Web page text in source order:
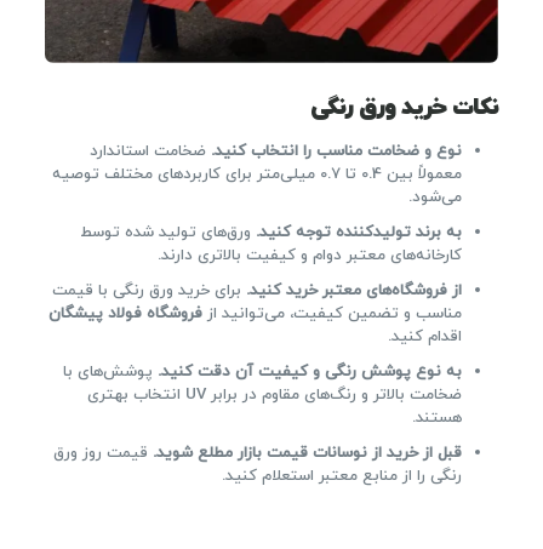
نکات خرید ورق رنگی
نوع و ضخامت مناسب را انتخاب کنید. ضخامت استاندارد
معمولاً بین 0.4 تا 0.7 میلی‌متر برای کاربردهای مختلف توصیه
می‌شود.
به برند تولیدکننده توجه کنید. ورق‌های تولید شده توسط
کارخانه‌های معتبر دوام و کیفیت بالاتری دارند.
از فروشگاه‌های معتبر خرید کنید. برای خرید ورق رنگی با قیمت
مناسب و تضمین کیفیت، می‌توانید از فروشگاه فولاد پیشگان
اقدام کنید.
به نوع پوشش رنگی و کیفیت آن دقت کنید. پوشش‌های با
ضخامت بالاتر و رنگ‌های مقاوم در برابر UV انتخاب بهتری
هستند.
قبل از خرید از نوسانات قیمت بازار مطلع شوید. قیمت روز ورق
رنگی را از منابع معتبر استعلام کنید.